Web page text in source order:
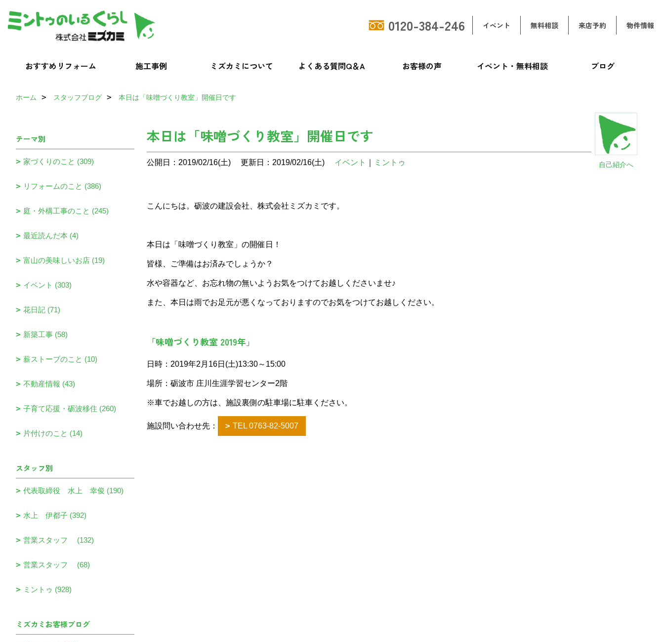
0120-384-246 イベント 無料相談 来店予約 物件情報
おすすめリフォーム 施工事例 ミズカミについて よくある質問Q＆A お客様の声 イベント・無料相談 ブログ
ホーム スタッフブログ 本日は「味噌づくり教室」開催日です
自己紹介へ
本日は「味噌づくり教室」開催日です
公開日：2019/02/16(土) 更新日：2019/02/16(土) イベント ミントゥ
こんにちは。砺波の建設会社、株式会社ミズカミです。
本日は「味噌づくり教室」の開催日！
皆様、ご準備はお済みでしょうか？
水や容器など、お忘れ物の無いようお気をつけてお越しくださいませ♪
また、本日は雨でお足元が悪くなっておりますのでお気をつけてお越しください。
「味噌づくり教室 2019年」
日時：2019年2月16日(土)13:30～15:00
場所：砺波市 庄川生涯学習センター2階
※車でお越しの方は、施設裏側の駐車場に駐車ください。
施設問い合わせ先： TEL 0763-82-5007
テーマ別
家づくりのこと (309)
リフォームのこと (386)
庭・外構工事のこと (245)
最近読んだ本 (4)
富山の美味しいお店 (19)
イベント (303)
花日記 (71)
新築工事 (58)
薪ストーブのこと (10)
不動産情報 (43)
子育て応援・砺波移住 (260)
片付けのこと (14)
スタッフ別
代表取締役 水上 幸俊 (190)
水上 伊都子 (392)
営業スタッフ (132)
営業スタッフ (68)
ミントゥ (928)
ミズカミお客様ブログ